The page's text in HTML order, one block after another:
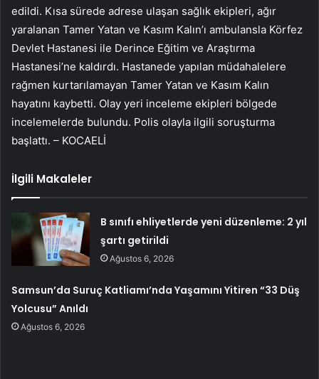
edildi. Kısa sürede adrese ulaşan sağlık ekipleri, ağır
yaralanan Tamer Yatan ve Kasım Kalın’ı ambulansla Körfez
Devlet Hastanesi ile Derince Eğitim ve Araştırma
Hastanesi’ne kaldırdı. Hastanede yapılan müdahalelere
rağmen kurtarılamayan Tamer Yatan ve Kasım Kalın
hayatını kaybetti. Olay yeri inceleme ekipleri bölgede
incelemelerde bulundu. Polis olayla ilgili soruşturma
başlattı. – KOCAELİ
İlgili Makaleler
B sınıfı ehliyetlerde yeni düzenleme: 2 yıl
şartı getirildi
Ağustos 6, 2026
Samsun’da Suruç Katliamı’nda Yaşamını Yitiren “33 Düş
Yolcusu” Anıldı
Ağustos 6, 2026